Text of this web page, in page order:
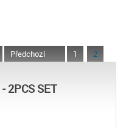
Předchozí 1 2
2PCS SET